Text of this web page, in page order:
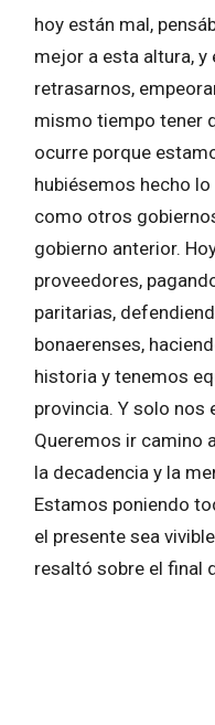
hoy están mal,
mejor a esta altura,
retrasarnos,
mismo tiempo tener
ocurre porque
hubiésemos hecho
como otros
gobierno anterior.
proveedores,
paritarias,
bonaerenses,
historia y tenemos
provincia. Y solo nos
Queremos ir camino
la decadencia y la
Estamos poniendo
el presente sea
resaltó sobre el final